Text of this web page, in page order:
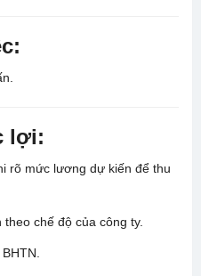
lợi:
rõ mức lương dự kiến để thu
chế độ của công ty.